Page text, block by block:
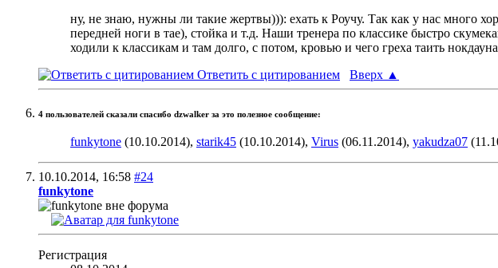
ну, не знаю, нужны ли такие жертвы))): ехать к Роучу. Так как у нас много
передней ноги в тае), стойка и т.д. Наши тренера по классике быстро
ходили к классикам и там долго, с потом, кровью и чего греха таить
Ответить с цитированием
Вверх ▲
4 пользователей сказали cпасибо dzwalker за это полезное сообщение:
funkytone (10.10.2014), starik45 (10.10.2014), Virus (06.11.2014), yakudza07
10.10.2014, 16:58 #24
funkytone
Регистрация